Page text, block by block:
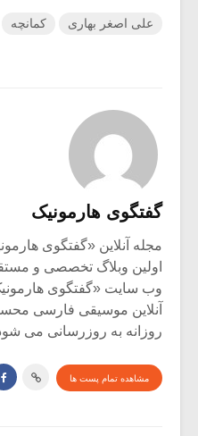
علی اصغر بهاری کمانچه
گفتگوی هارمونیک
اولین وبلاگ تخصصی و
وب سایت «گفتگوی
آنلاین موسیقی فارسی
روزانه به روزرسانی می
مشاهده تمام پست ها